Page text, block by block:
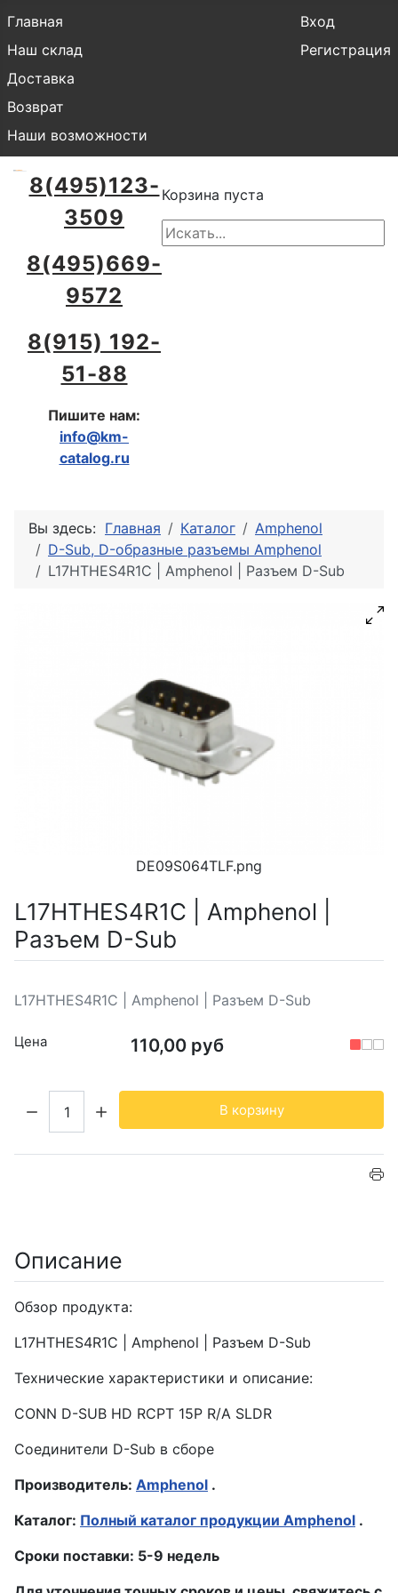
Главная
Наш склад
Доставка
Возврат
Наши возможности
Вход
Регистрация
8(495)123-
3509
8(495)669-
9572
8(915) 192-
51-88
Пишите нам:
info@km-
catalog.ru
Корзина пуста
Вы здесь: Главная Каталог
Amphenol
D-Sub, D-образные разъемы Amphenol
L17HTHES4R1C | Amphenol | Разъем D-Sub
DE09S064TLF.png
L17HTHES4R1C | Amphenol |
Разъем D-Sub
L17HTHES4R1C | Amphenol | Разъем D-Sub
Цена 110,00 руб
В корзину
Описание
Обзор продукта:
L17HTHES4R1C | Amphenol | Разъем D-Sub
Технические характеристики и описание:
CONN D-SUB HD RCPT 15P R/A SLDR
Соединители D-Sub в сборе
Производитель: Amphenol .
Каталог: Полный каталог продукции Amphenol .
Сроки поставки: 5-9 недель